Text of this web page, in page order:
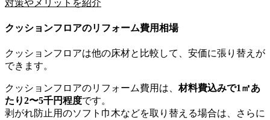
対策やメリットを紹介
クッションフロアのリフォーム費用相場
クッションフロアは他の床材と比較して、安価に張り替えが
できます。
クッションフロアのリフォーム費用は、材料費込みで1㎡あ
たり2〜5千円程度です。
剥がれ防止用のソフト巾木などを取り替える場合は、さらに